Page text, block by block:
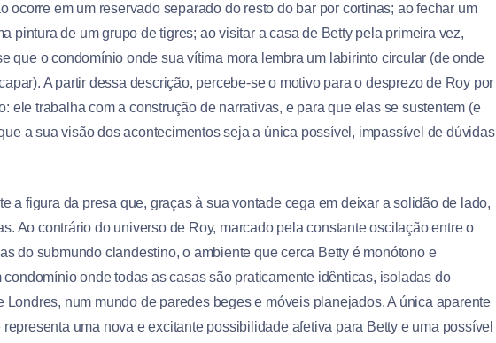
ocorre em um reservado separado do resto do bar por cortinas; ao fechar um
pintura de um grupo de tigres; ao visitar a casa de Betty pela primeira vez,
que o condomínio onde sua vítima mora lembra um labirinto circular (de onde
A partir dessa descrição, percebe-se o motivo para o desprezo de Roy por
ele trabalha com a construção de narrativas, e para que elas se sustentem (e
a sua visão dos acontecimentos seja a única possível, impassível de dúvidas
a figura da presa que, graças à sua vontade cega em deixar a solidão de lado,
Ao contrário do universo de Roy, marcado pela constante oscilação entre o
do submundo clandestino, o ambiente que cerca Betty é monótono e
onde todas as casas são praticamente idênticas, isoladas do
Londres, num mundo de paredes beges e móveis planejados. A única aparente
uma nova e excitante possibilidade afetiva para Betty e uma possível